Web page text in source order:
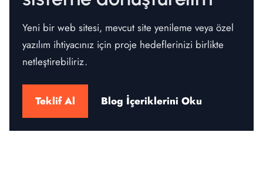
Yeni bir web sitesi, mevcut site yenileme veya özel
yazılım ihtiyacınız için proje hedeflerinizi birlikte
netleştirebiliriz.
Teklif Al Blog İçeriklerini Oku